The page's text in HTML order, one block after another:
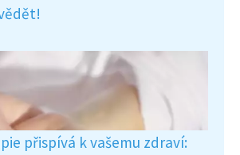
přispívá k vašemu zdraví: